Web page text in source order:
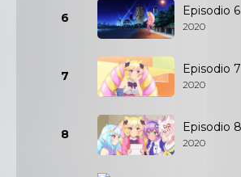
6 Episodio 6
2020
7 Episodio 7
2020
8 Episodio 8
2020